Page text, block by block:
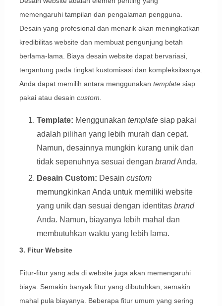
memengaruhi tampilan dan pengalaman pengguna.
Desain yang profesional dan menarik akan meningkatkan
kredibilitas website dan membuat pengunjung betah
berlama-lama. Biaya desain website dapat bervariasi,
tergantung pada tingkat kustomisasi dan kompleksitasnya.
Anda dapat memilih antara menggunakan templatesiap
pakai atau desain custom
Template: Menggunakan templatesiap pakai
adalah pilihan yang lebih murah dan cepat.
Namun, desainnya mungkin kurang unik dan
tidak sepenuhnya sesuai dengan brandAnda.
Desain Custom: Desain custom
memungkinkan Anda untuk memiliki website
yang unik dan sesuai dengan identitas brand
Anda. Namun, biayanya lebih mahal dan
membutuhkan waktu yang lebih lama.
3. Fitur Website
Fitur-fitur yang ada di website juga akan memengaruhi
biaya. Semakin banyak fitur yang dibutuhkan, semakin
mahal pula biayanya. Beberapa fitur umum yang sering